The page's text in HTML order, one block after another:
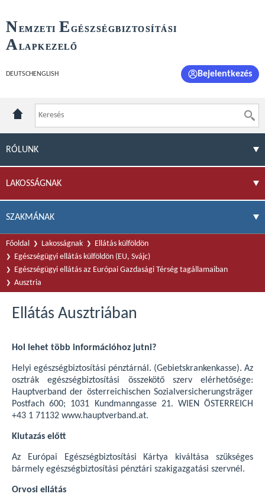
NEMZETI E GÉSZSÉGBIZTOSÍTÁSI
ALAPKEZELŐ
DEUTSCH ENGLISH Bejelentkezés
RÓLUNK
LAKOSSÁGNAK
SZAKMÁNAK
Főoldal Lakosságnak
Ellátás külföldön
Egészségügyi ellátás külföldön (EU, Svájc)
Egészségügyi ellátás az Európai Gazdasági Térség tagállamaiban
Ausztria
Ellátás Ausztriában
Hol lehet több információhoz jutni?
Helyi egészségbiztosítási pénztárnál. (Gebietskrankenkasse). Az
osztrák egészségbiztosítási összekötő szerv elérhetősége:
Hauptverband der österreichischen Sozialversicherungsträger
Postfach 600; 1031 Kundmanngasse 21. WIEN ÖSTERREICH
+43 1 71132 www.hauptverband.at.
Kiutazás előtt
Az Európai Egészségbiztosítási Kártya kiváltása szükséges
bármely egészségbiztosítási pénztári szakigazgatási szervnél.
Orvosi ellátás